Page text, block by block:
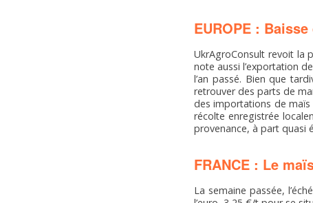
EUROPE :
UkrAgroConsult revoit la
note aussi l’exportation
l’an passé. Bien que
retrouver des parts de
des importations de
récolte enregistrée
provenance, à part quasi
FRANCE : Le
La semaine passée,